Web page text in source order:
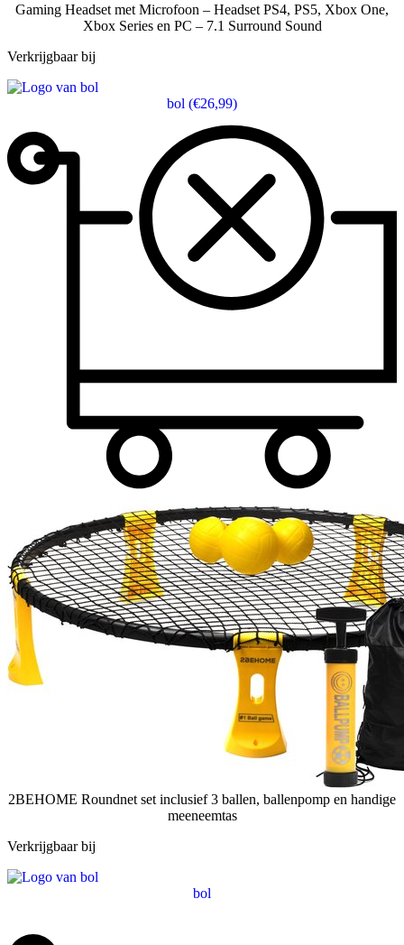
Gaming Headset met Microfoon – Headset PS4, PS5, Xbox One,
Xbox Series en PC – 7.1 Surround Sound
Verkrijgbaar bij
bol (€26,99)
2BEHOME Roundnet set inclusief 3 ballen, ballenpomp en handige
meeneemtas
Verkrijgbaar bij
bol